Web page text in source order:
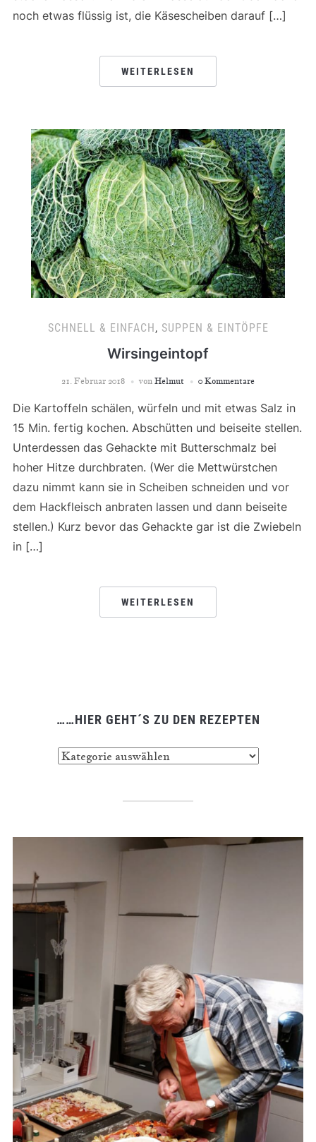
……HIER GEHT´S ZU DEN REZEPTEN
noch etwas flüssig ist, die Käsescheiben darauf […]
WEITERLESEN
SCHNELL & EINFACH, SUPPEN & EINTÖPFE
Wirsingeintopf
21. Februar 2018 von Helmut 0 Kommentare
Die Kartoffeln schälen, würfeln und mit etwas Salz in
15 Min. fertig kochen. Abschütten und beiseite stellen.
Unterdessen das Gehackte mit Butterschmalz bei
hoher Hitze durchbraten. (Wer die Mettwürstchen
dazu nimmt kann sie in Scheiben schneiden und vor
dem Hackfleisch anbraten lassen und dann beiseite
stellen.) Kurz bevor das Gehackte gar ist die Zwiebeln
in […]
WEITERLESEN